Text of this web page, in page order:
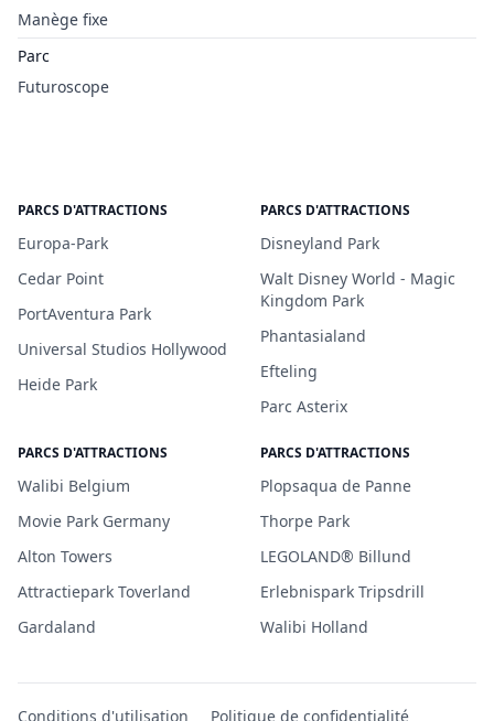
Manège fixe
Parc
Futuroscope
PARCS D'ATTRACTIONS
Europa-Park
Cedar Point
PortAventura Park
Universal Studios Hollywood
Heide Park
PARCS D'ATTRACTIONS
Disneyland Park
Walt Disney World - Magic
Kingdom Park
Phantasialand
Efteling
Parc Asterix
PARCS D'ATTRACTIONS
Walibi Belgium
Movie Park Germany
Alton Towers
Attractiepark Toverland
Gardaland
PARCS D'ATTRACTIONS
Plopsaqua de Panne
Thorpe Park
LEGOLAND® Billund
Erlebnispark Tripsdrill
Walibi Holland
Conditions d'utilisation Politique de confidentialité